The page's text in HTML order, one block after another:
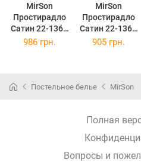
MirSon
Простирадло
Сатин 22-1362
Vergil 220x240
MirSon
Простирадло
Сатин 22-1362
Vergil 200x220
986 грн. 905 грн.
Постельное белье MirSon
Полная
Вопросы и